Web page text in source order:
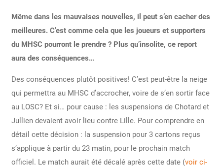
Même dans les mauvaises nouvelles, il peut s’en cacher des
meilleures. C’est comme cela que les joueurs et supporters
du MHSC pourront le prendre ? Plus qu’insolite, ce report
aura des conséquences…
Des conséquences plutôt positives! C’est peut-être la neige
qui permettra au MHSC d’accrocher, voire de s’en sortir face
au LOSC? Et si… pour cause : les suspensions de Chotard et
Jullien devaient avoir lieu contre Lille. Pour comprendre en
détail cette décision : la suspension pour 3 cartons reçus
s’applique à partir du 23 matin, pour le prochain match
officiel. Le match aurait été décalé après cette date (voir ci-